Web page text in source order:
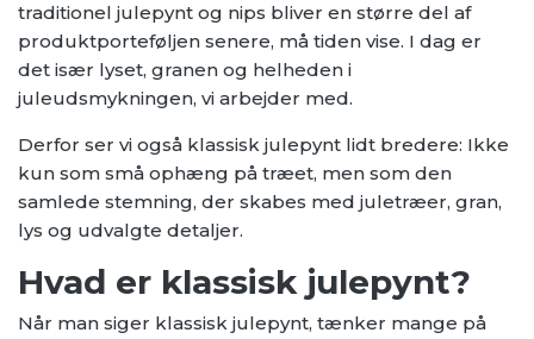
traditionel julepynt og nips bliver en større del af
produktporteføljen senere, må tiden vise. I dag er
det især lyset, granen og helheden i
juleudsmykningen, vi arbejder med.
Derfor ser vi også klassisk julepynt lidt bredere: Ikke
kun som små ophæng på træet, men som den
samlede stemning, der skabes med juletræer, gran,
lys og udvalgte detaljer.
Hvad er klassisk julepynt?
Når man siger klassisk julepynt, tænker mange på